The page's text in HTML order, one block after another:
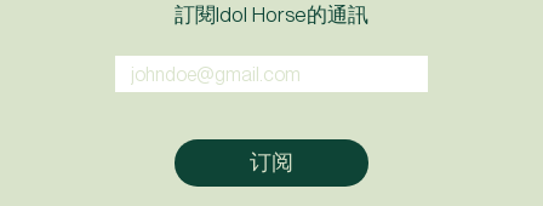
訂閱Idol Horse的通訊